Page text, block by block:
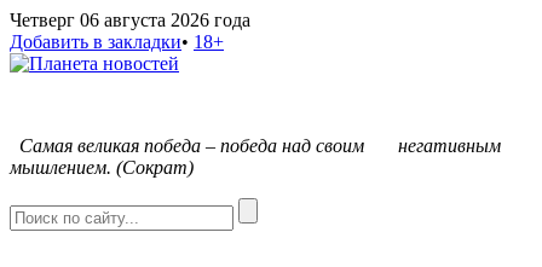
Четверг 06 августа 2026 года
Добавить в закладки• 18+
Самая великая победа – победа над своим негативным
мышлением. (Сократ)